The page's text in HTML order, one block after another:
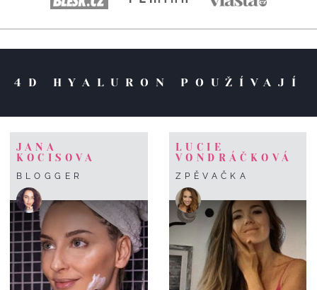
4D HYALURON POUŽÍVAJÍ
JANA
KOCISOVA
BLOGGER
LUCIE
VONDRÁČKOVÁ
ZPĚVAČKA